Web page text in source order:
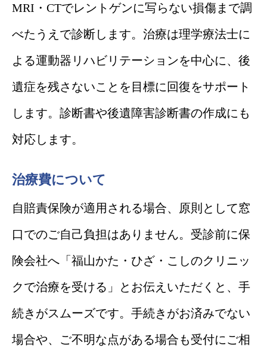
MRI・CTでレントゲンに写らない損傷まで調
べたうえで診断します。治療は理学療法士に
よる運動器リハビリテーションを中心に、後
遺症を残さないことを目標に回復をサポート
します。診断書や後遺障害診断書の作成にも
対応します。
治療費について
自賠責保険が適用される場合、原則として窓
口でのご自己負担はありません。受診前に保
険会社へ「福山かた・ひざ・こしのクリニッ
クで治療を受ける」とお伝えいただくと、手
続きがスムーズです。手続きがお済みでない
場合や、ご不明な点がある場合も受付にご相